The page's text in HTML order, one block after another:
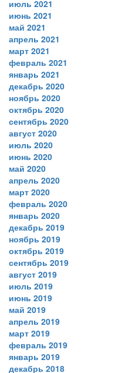
июль 2021
июнь 2021
май 2021
апрель 2021
март 2021
февраль 2021
январь 2021
декабрь 2020
ноябрь 2020
октябрь 2020
сентябрь 2020
август 2020
июль 2020
июнь 2020
май 2020
апрель 2020
март 2020
февраль 2020
январь 2020
декабрь 2019
ноябрь 2019
октябрь 2019
сентябрь 2019
август 2019
июль 2019
июнь 2019
май 2019
апрель 2019
март 2019
февраль 2019
январь 2019
декабрь 2018